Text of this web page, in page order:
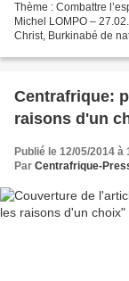
Thème : Combattre
Michel LOMPO –
Christ, Burkinabé de
Centrafrique:
raisons d'un
Publié le 12/05/2014 à
Par Centrafrique-